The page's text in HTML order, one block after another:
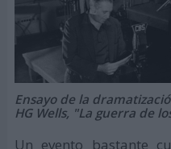
Ensayo de la
HG Wells, "La guerra de
Un evento bastante